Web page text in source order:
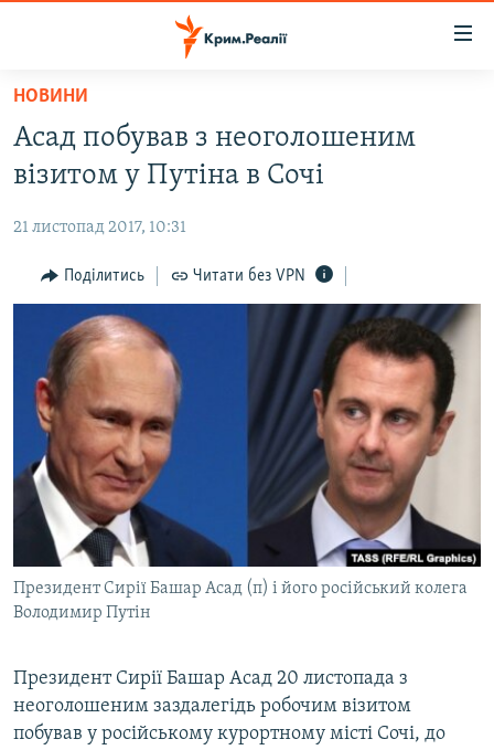
Перейти
основного
матеріалу
до
навігації
Перейти
пошуку
ВОДА.КРИМ
ВІДЕО ТА ФОТО
ПОЛІТИКА
БЛОГИ
ПОГЛЯД
ІНТЕРВ'Ю
ВСЕ ЗА ДЕНЬ
СПЕЦПРОЕКТИ
ДЕПОРТАЦІЯ
ВІДЕОУРОКИ «ELIFBE»
СВІДЧЕННЯ ОКУПАЦІЇ
УКРАЇНСЬКА ПРОБЛЕМА КРИМУ
ЯК ОБІЙТИ БЛОКУВАННЯ
Русский
Qırımtatar
Усі сайти RFE/RL
НОВИНИ
Асад побував з неоголошеним
візитом у Путіна в Сочі
21 листопад 2017, 10:31
Поділитись Читати без VPN
Президент Сирії Башар Асад (п) і його російський колега
Володимир Путін
Президент Сирії Башар Асад 20 листопада з
неоголошеним заздалегідь робочим візитом
побував у російському курортному місті Сочі, до